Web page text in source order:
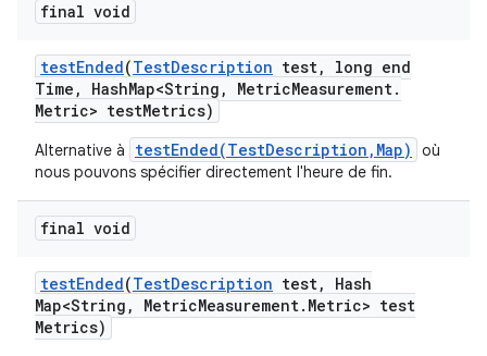
final void
testEnded(TestDescription test,
long end
Time , HashMap<String , MetricMeasurement.
Metric> testMetrics)
Alternative à testEnded(TestDescription,Map)
où
nous pouvons spécifier directement l'heure de fin.
final void
testEnded(TestDescription test,
Hash
Map<String , MetricMeasurement. Metric> test
Metrics)